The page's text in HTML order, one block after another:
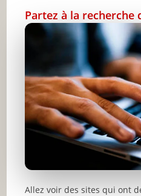
Partez à la recherche
Allez voir des sites qui ont